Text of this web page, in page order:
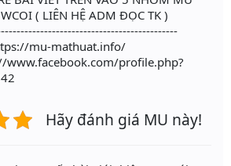
( LIÊN HỆ ADM ĐỌC TK )
mu-mathuat.info/
profile.php?
Hãy đánh giá MU này!